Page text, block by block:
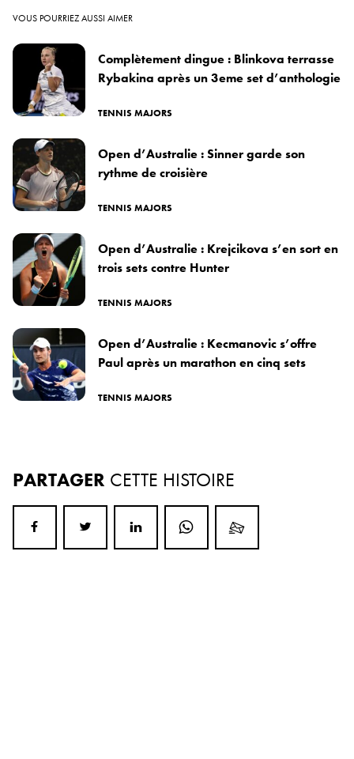
VOUS POURRIEZ AUSSI AIMER
Complètement dingue : Blinkova terrasse
Rybakina après un 3eme set d’anthologie
TENNIS MAJORS
Open d’Australie : Sinner garde son
rythme de croisière
TENNIS MAJORS
Open d’Australie : Krejcikova s’en sort en
trois sets contre Hunter
TENNIS MAJORS
Open d’Australie : Kecmanovic s’offre
Paul après un marathon en cinq sets
TENNIS MAJORS
PARTAGER CETTE HISTOIRE